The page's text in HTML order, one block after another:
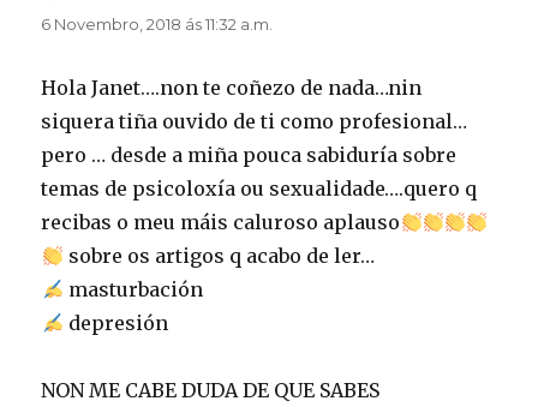
6 Novembro, 2018 ás 11:32 a.m.
Hola Janet….non te coñezo de nada…nin
siquera tiña ouvido de ti como profesional…
pero … desde a miña pouca sabiduría sobre
temas de psicoloxía ou sexualidade….quero q
recibas o meu máis caluroso aplauso
sobre os artigos q acabo de ler…
masturbación
depresión
NON ME CABE DUDA DE QUE SABES